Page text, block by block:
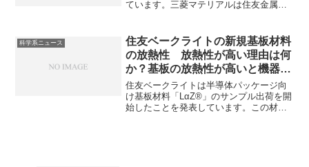
ています。三菱マテリアルは住友金属鉱
や高いシェアを持つ超硬工具について知
ることができます。
科学系ニュース
住友ベークライトの新規基板材料
の放熱性 放熱性が高い理由は何
か？基板の放熱性が高いと機器を
小型化できる理由は何か？
住友ベークライトは半導体パッケージ向
け基板材料「LαZ®」のサンプル出荷を開
始したことを発表しています。この材料